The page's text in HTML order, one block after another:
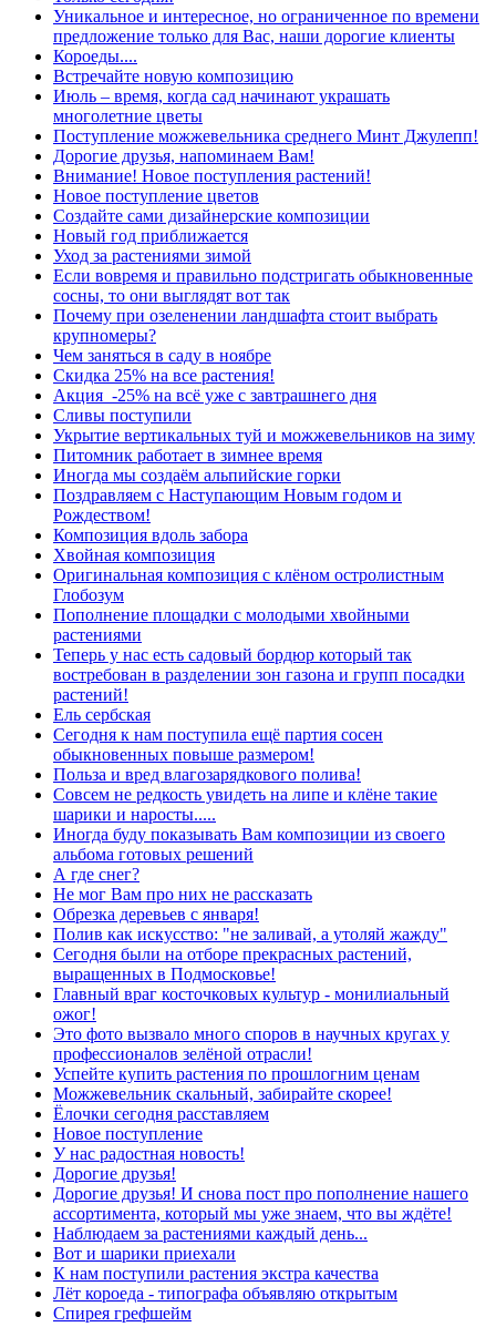
Уникальное и интересное, но ограниченное по времени
предложение только для Вас, наши дорогие клиенты
Короеды....
Встречайте новую композицию
Июль – время, когда сад начинают украшать
многолетние цветы
Поступление можжевельника среднего Минт Джулепп!
Дорогие друзья, напоминаем Вам!
Внимание! Новое поступления растений!
Новое поступление цветов
Создайте сами дизайнерские композиции
Новый год приближается
Уход за растениями зимой
Если вовремя и правильно подстригать обыкновенные
сосны, то они выглядят вот так
Почему при озеленении ландшафта стоит выбрать
крупномеры?
Чем заняться в саду в ноябре
Скидка 25% на все растения!
Акция -25% на всё уже с завтрашнего дня
Сливы поступили
Укрытие вертикальных туй и можжевельников на зиму
Питомник работает в зимнее время
Иногда мы создаём альпийские горки
Поздравляем с Наступающим Новым годом и
Рождеством!
Композиция вдоль забора
Хвойная композиция
Оригинальная композиция с клёном остролистным
Глобозум
Пополнение площадки с молодыми хвойными
растениями
Теперь у нас есть садовый бордюр который так
востребован в разделении зон газона и групп посадки
растений!
Ель сербская
Сегодня к нам поступила ещё партия сосен
обыкновенных повыше размером!
Польза и вред влагозарядкового полива!
Совсем не редкость увидеть на липе и клёне такие
шарики и наросты.....
Иногда буду показывать Вам композиции из своего
альбома готовых решений
А где снег?
Не мог Вам про них не рассказать
Обрезка деревьев с января!
Полив как искусство: "не заливай, а утоляй жажду"
Сегодня были на отборе прекрасных растений,
выращенных в Подмосковье!
Главный враг косточковых культур - монилиальный
ожог!
Это фото вызвало много споров в научных кругах у
профессионалов зелёной отрасли!
Успейте купить растения по прошлогним ценам
Можжевельник скальный, забирайте скорее!
Ёлочки сегодня расставляем
Новое поступление
У нас радостная новость!
Дорогие друзья!
Дорогие друзья! И снова пост про пополнение нашего
ассортимента, который мы уже знаем, что вы ждёте!
Наблюдаем за растениями каждый день...
Вот и шарики приехали
К нам поступили растения экстра качества
Лёт короеда - типографа объявляю открытым
Спирея грефшейм